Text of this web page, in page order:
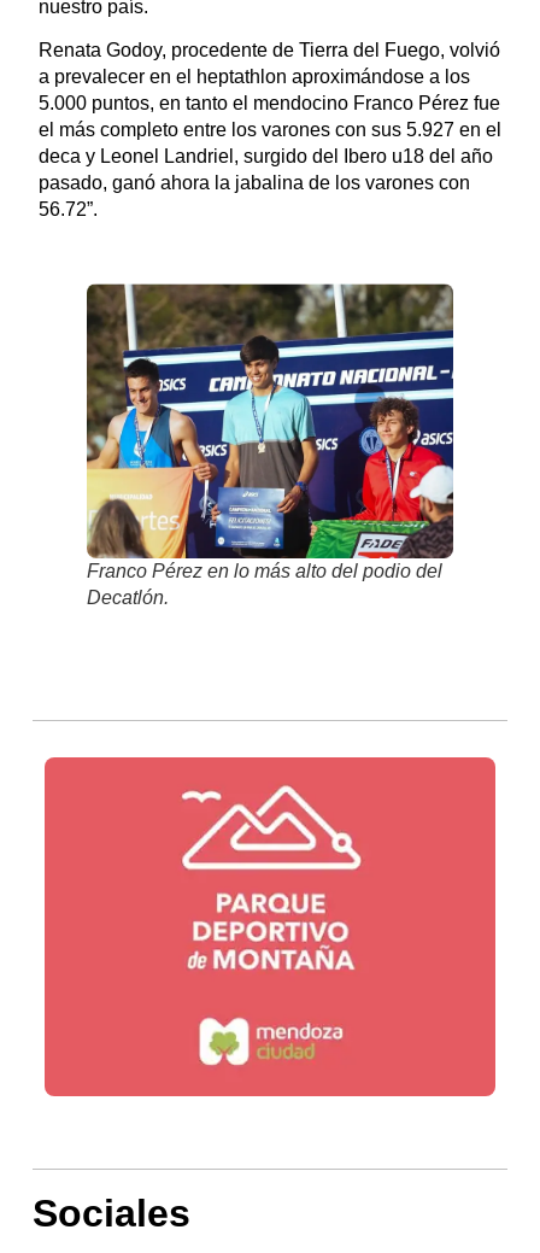
nuestro país.
Renata Godoy, procedente de Tierra del Fuego, volvió
a prevalecer en el heptathlon aproximándose a los
5.000 puntos, en tanto el mendocino Franco Pérez fue
el más completo entre los varones con sus 5.927 en el
deca y Leonel Landriel, surgido del Ibero u18 del año
pasado, ganó ahora la jabalina de los varones con
56.72”.
Franco Pérez en lo más alto del podio del
Decatlón.
Sociales